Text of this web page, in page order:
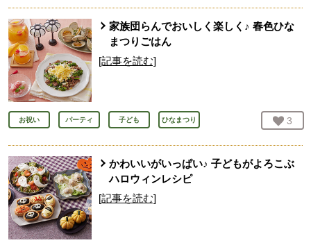
家族団らんでおいしく楽しく♪ 春色ひな
まつりごはん
[記事を読む]
お祝い パーティ 子ども ひなまつり お気
3
かわいいがいっぱい♪ 子どもがよろこぶ
ハロウィンレシピ
[記事を読む]